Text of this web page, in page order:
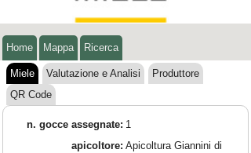
Home Mappa Ricerca
Miele Valutazione e Analisi
Produttore
QR Code
n. gocce assegnate: 1
apicoltore: Apicoltura Giannini di